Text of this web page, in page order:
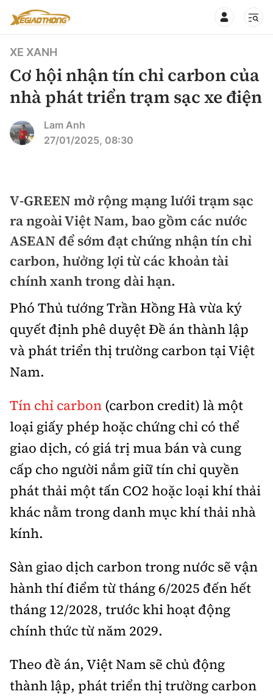
360° xe
Hạ tầng phương tiện
Góc nhìn
Tâm điểm
Xe du lịch
Xe chuyên dụng
Xe máy
Đánh giá xe
Đánh giá xe mới
So sánh
Lái mới
Tư vấn sử dụng
Chọn xe
Lái xe an toàn
Bảo hiểm xe
Sản phẩm bảo hiểm
Bồi thường bảo hiểm
Xe xanh
Video
Review xe
Giới thiệu xe
Tư vấn
Ảnh
Xe máy
Cơ quan chủ quản: Bộ Xây dựng
Trưởng ban Ô tô - Xe máy:
Nguyễn Tiến Mạnh
Giấy phép số: 03/GP-BC, cấp ngày 22/4/2025
Chuyên trang của Báo Xây dựng
Tòa soạn: Số 2 Nguyễn Công Hoan, phường Giảng Võ,
Hotline: 0967 376 459;
Liên hệ quảng cáo phát hành: 0915.057.282
Email:bandoc@baoxaydung.vn
XE XANH
Cơ hội nhận tín chỉ carbon của
nhà phát triển trạm sạc xe điện
Lam Anh
27/01/2025, 08:30
V-GREEN mở rộng mạng lưới trạm sạc
ra ngoài Việt Nam, bao gồm các nước
ASEAN để sớm đạt chứng nhận tín chỉ
carbon, hưởng lợi từ các khoản tài
chính xanh trong dài hạn.
Phó Thủ tướng Trần Hồng Hà vừa ký
quyết định phê duyệt Đề án thành lập
và phát triển thị trường carbon tại Việt
Nam.
Tín chỉ carbon (carbon credit) là một
loại giấy phép hoặc chứng chỉ có thể
giao dịch, có giá trị mua bán và cung
cấp cho người nắm giữ tín chỉ quyền
phát thải một tấn CO2 hoặc loại khí thải
khác nằm trong danh mục khí thải nhà
kính.
Sàn giao dịch carbon trong nước sẽ vận
hành thí điểm từ tháng 6/2025 đến hết
tháng 12/2028, trước khi hoạt động
chính thức từ năm 2029.
Theo đề án, Việt Nam sẽ chủ động
thành lập, phát triển thị trường carbon